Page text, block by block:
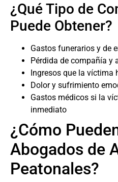
¿Qué Tipo de
Puede Obtener?
Gastos funerarios y de
Pérdida de compañía y
Ingresos que la víctima
Dolor y sufrimiento
Gastos médicos si la
inmediato
¿Cómo
Abogados de
Peatonales?